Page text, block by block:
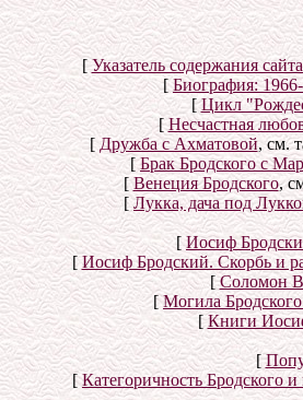
[Указатель содержания
[Биография:
[Цикл
[Несчастная
[ Дружба с Ахматовой, см.
[Брак Бродского с
[Венеция Бродского,
[ Лукка, дача под
[Иосиф
[ Иосиф Бродский. Скорбь и
[Соломон
[Могила
[Книги
[
[Категоричность Бродского